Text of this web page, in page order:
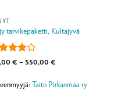
tarvikepaketti, Kultajyvä
€ – 550,00 €Hintaluokka:
550,00 €
Taito Pirkanmaa ry